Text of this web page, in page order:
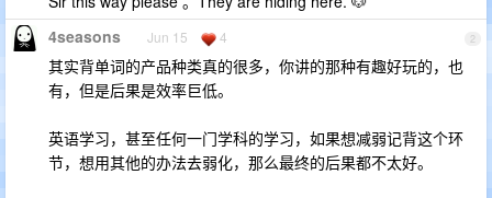
2
4seasons Jun 15 4
其实背单词的产品种类真的很多，你讲的那种有趣好玩的，也
有，但是后果是效率巨低。
英语学习，甚至任何一门学科的学习，如果想减弱记背这个环
节，想用其他的办法去弱化，那么最终的后果都不太好。